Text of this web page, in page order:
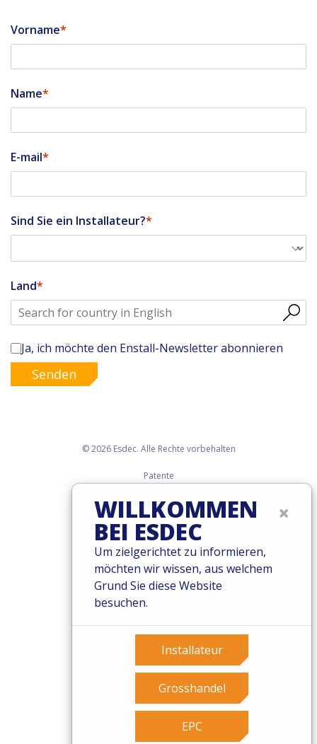
Vorname
Name
E-mail
Sind Sie ein Installateur?
Land
Ja, ich möchte den Enstall-Newsletter abonnieren
Senden
© 2026 Esdec. Alle Rechte vorbehalten
Patente
Garantiebedingungen
Governance
Cookies
Privacy Policy
×
WILLKOMMEN
BEI ESDEC
Um zielgerichtet zu informieren,
möchten wir wissen, aus welchem
Grund Sie diese Website
besuchen.
Installateur
Grosshandel
EPC